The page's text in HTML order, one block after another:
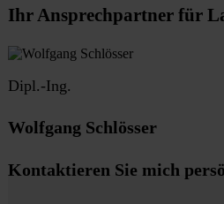
Ihr Ansprechpartner für
Dipl.-Ing.
Wolfgang Schlösser
Kontaktieren Sie mich